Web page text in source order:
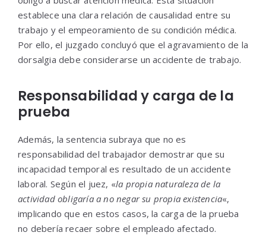
establece una clara relación de causalidad entre su
trabajo y el empeoramiento de su condición médica.
Por ello, el juzgado concluyó que el agravamiento de la
dorsalgia debe considerarse un accidente de trabajo.
Responsabilidad y carga de la
prueba
Además, la sentencia subraya que no es
responsabilidad del trabajador demostrar que su
incapacidad temporal es resultado de un accidente
laboral. Según el juez, «la propia naturaleza de la
actividad obligaría a no negar su propia existencia«,
implicando que en estos casos, la carga de la prueba
no debería recaer sobre el empleado afectado.